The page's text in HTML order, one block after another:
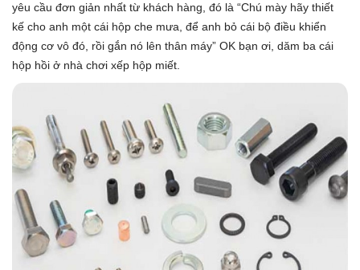
yêu cầu đơn giản nhất từ khách hàng, đó là “Chú mày hãy thiết
kế cho anh một cái hộp che mưa, để anh bỏ cái bộ điều khiển
động cơ vô đó, rồi gắn nó lên thân máy” OK bạn ơi, dăm ba cái
hộp hồi ở nhà chơi xếp hộp miết.